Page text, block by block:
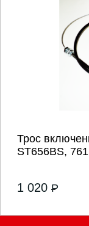
Трос
ST656BS,
1 020 P